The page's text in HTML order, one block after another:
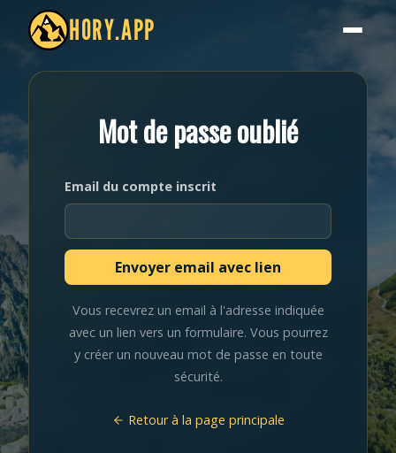
HORY.APP
Mot de passe oublié
Email du compte inscrit
Vous recevrez un email à l'adresse indiquée
avec un lien vers un formulaire. Vous pourrez
y créer un nouveau mot de passe en toute
sécurité.
Retour à la page principale